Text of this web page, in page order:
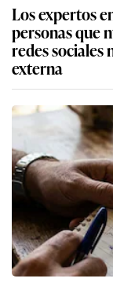
Los expertos
personas que
redes sociales
externa